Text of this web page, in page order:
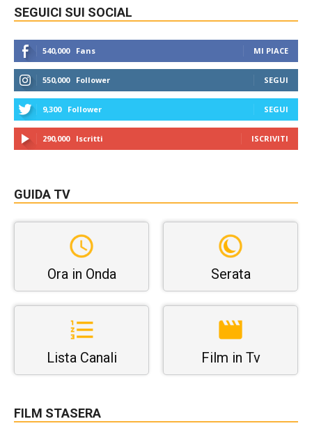
SEGUICI SUI SOCIAL
540,000 Fans MI PIACE
550,000 Follower SEGUI
9,300 Follower SEGUI
290,000 Iscritti ISCRIVITI
GUIDA TV
Ora in Onda Serata
Lista Canali Film in Tv
FILM STASERA